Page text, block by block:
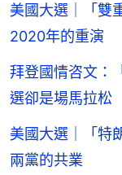
美國大選｜「
2020年的重演
拜登國情咨文：
選卻是場馬拉松
美國大選｜「特
兩黨的共業